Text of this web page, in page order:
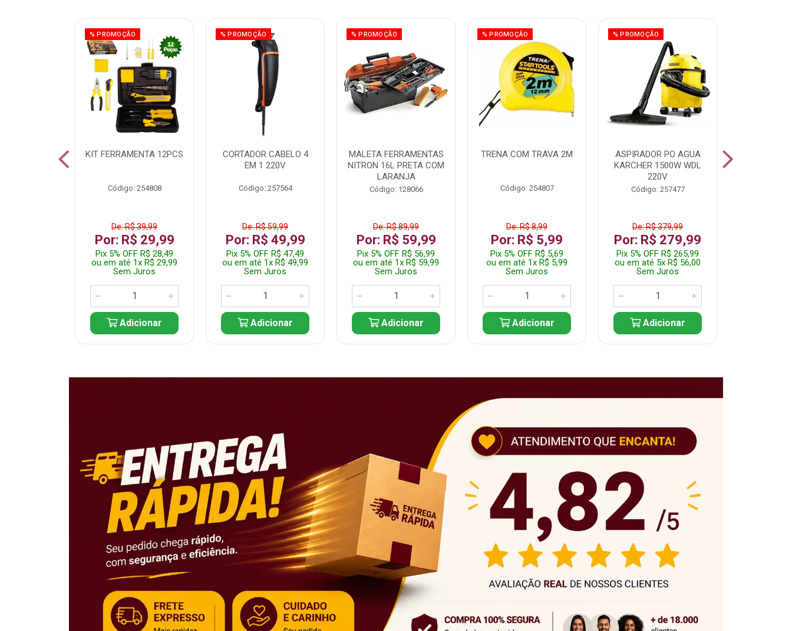
% PROMOÇÃO
KIT FERRAMENTA 12PCS
Código: 254808
De: R$ 39,99
Por: R$ 29,99
Pix 5% OFF R$ 28,49
ou em até 1x R$ 29,99
Sem Juros
Adicionar
% PROMOÇÃO
CORTADOR CABELO 4
EM 1 220V
Código: 257564
De: R$ 59,99
Por: R$ 49,99
Pix 5% OFF R$ 47,49
ou em até 1x R$ 49,99
Sem Juros
Adicionar
% PROMOÇÃO
MALETA FERRAMENTAS
NITRON 16L PRETA COM
LARANJA
Código: 128066
De: R$ 89,99
Por: R$ 59,99
Pix 5% OFF R$ 56,99
ou em até 1x R$ 59,99
Sem Juros
Adicionar
% PROMOÇÃO
TRENA COM TRAVA 2M
Código: 254807
De: R$ 8,99
Por: R$ 5,99
Pix 5% OFF R$ 5,69
ou em até 1x R$ 5,99
Sem Juros
Adicionar
% PROMOÇÃO
ASPIRADOR PO AGUA
KARCHER 1500W WDL
220V
Código: 257477
De: R$ 379,99
Por: R$ 279,99
Pix 5% OFF R$ 265,99
ou em até 5x R$ 56,00
Sem Juros
Adicionar